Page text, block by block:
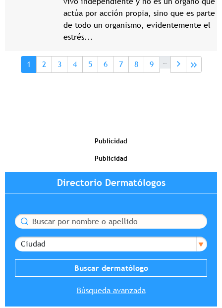
actúa por acción propia, sino que es parte
de todo un organismo, evidentemente el
estrés...
Paginación
Página actual
1 Page
2 Page
3 Page
4 Page
5 Page
6 Page
7 Page
8 Page
9
Publicidad
Publicidad
Directorio Dermatólogos
Buscar
Ciudad
Búsqueda avanzada